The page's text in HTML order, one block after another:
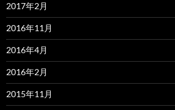
2017年2月
2016年11月
2016年4月
2016年2月
2015年11月